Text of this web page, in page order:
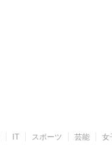
IT スポーツ 芸能 女